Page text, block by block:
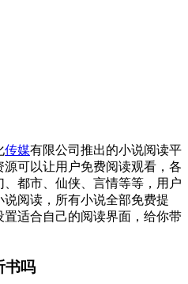
传媒有限公司推出的小说阅读平
可以让用户免费阅读观看，各
都市、仙侠、言情等等，用户
阅读，所有小说全部免费提
适合自己的阅读界面，给你带
书吗